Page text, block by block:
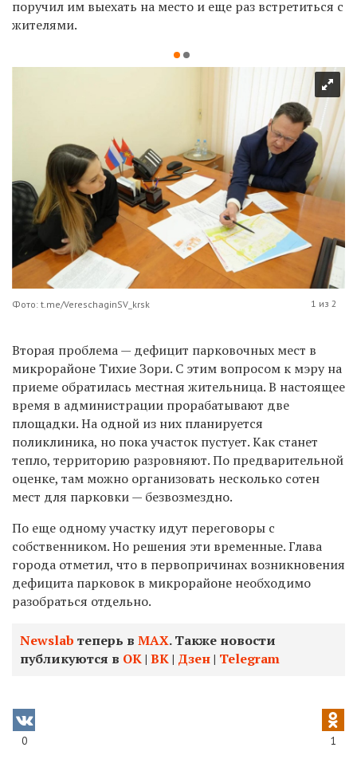
поручил им выехать на место и еще раз встретиться с
жителями.
Фото: t.me/VereschaginSV_krsk 1 из 2
Вторая проблема — дефицит парковочных мест в
микрорайоне Тихие Зори. С этим вопросом к мэру на
приеме обратилась местная жительница. В настоящее
время в администрации прорабатывают две
площадки. На одной из них планируется
поликлиника, но пока участок пустует. Как станет
тепло, территорию разровняют. По предварительной
оценке, там можно организовать несколько сотен
мест для парковки — безвозмездно.
По еще одному участку идут переговоры с
собственником. Но решения эти временные. Глава
города отметил, что в первопричинах возникновения
дефицита парковок в микрорайоне необходимо
разобраться отдельно.
Newslab теперь в МАХ. Также новости
публикуются в ОК| ВК| Дзен| Telegram
0 1